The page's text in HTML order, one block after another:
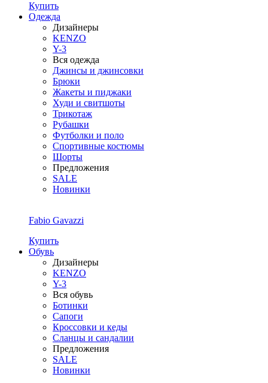
Купить
Одежда
Дизайнеры
KENZO
Y-3
Вся одежда
Джинсы и джинсовки
Брюки
Жакеты и пиджаки
Худи и свитшоты
Трикотаж
Рубашки
Футболки и поло
Спортивные костюмы
Шорты
Предложения
SALE
Новинки
Fabio Gavazzi
Купить
Обувь
Дизайнеры
KENZO
Y-3
Вся обувь
Ботинки
Сапоги
Кроссовки и кеды
Сланцы и сандалии
Предложения
SALE
Новинки